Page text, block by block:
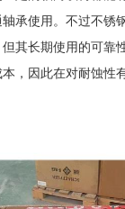
承使用。不过不锈
其长期使用的可靠
，因此在对耐蚀性